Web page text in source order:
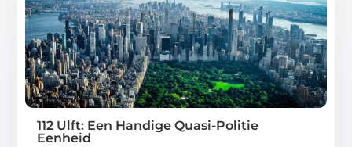
112 Ulft: Een Handige Quasi-Politie
Eenheid